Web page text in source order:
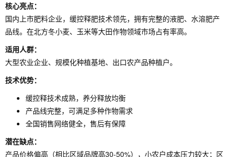
核心亮点：
国内上市肥料企业，缓控释肥技术领先，拥有完整的液肥、水溶肥产
品线。在北方冬小麦、玉米等大田作物领域市场占有率高。
适用人群：
大型农业企业、规模化种植基地、出口农产品种植户。
技术优势：
缓控释技术成熟，养分释放均衡
产品线完整，可满足多种作物需求
全国销售网络健全，售后有保障
潜在缺点：
产品价格偏高（相比区域品牌高30-50%），小农户成本压力较大；区